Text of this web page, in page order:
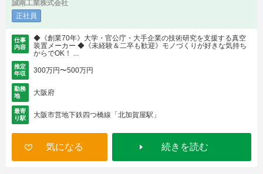
誠南工業株式会社
正社員
仕事
内容
◆《創業70年》大学・官公庁・大手企業の技術研究を支援する真空
装置メーカー ◆《未経験＆二卒も歓迎》モノづくりが好きな気持ち
からでOK！ ...
推定
年収
300万円〜500万円
勤務
地
大阪府
最寄
り駅
大阪市営地下鉄四つ橋線「北加賀屋駅」
気になる 続きを読む